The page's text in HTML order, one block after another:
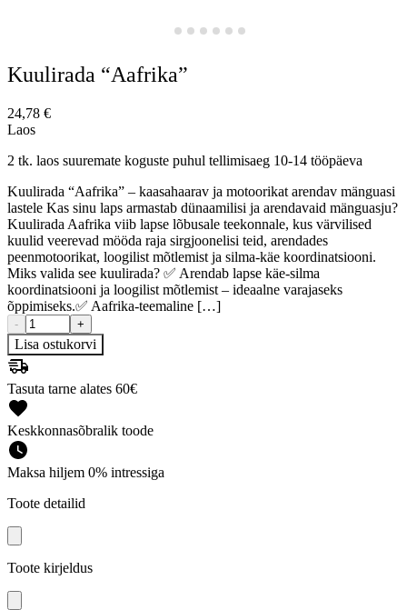
Kuulirada “Aafrika”
24,78 €
Laos
2 tk. laos suuremate koguste puhul tellimisaeg 10-14 tööpäeva
Kuulirada “Aafrika” – kaasahaarav ja motoorikat arendav mänguasi
lastele Kas sinu laps armastab dünaamilisi ja arendavaid mänguasju?
Kuulirada Aafrika viib lapse lõbusale teekonnale, kus värvilised
kuulid veerevad mööda raja sirgjoonelisi teid, arendades
peenmotoorikat, loogilist mõtlemist ja silma-käe koordinatsiooni.
Miks valida see kuulirada? ✅ Arendab lapse käe-silma
koordinatsiooni ja loogilist mõtlemist – ideaalne varajaseks
õppimiseks.✅ Aafrika-teemaline […]
- +
Lisa ostukorvi
Tasuta tarne alates 60€
Keskkonnasõbralik toode
Maksa hiljem 0% intressiga
Toote detailid
Toote kirjeldus